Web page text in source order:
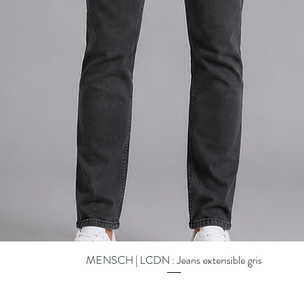
Quick View
MENSCH | LCDN : Jeans extensible gris